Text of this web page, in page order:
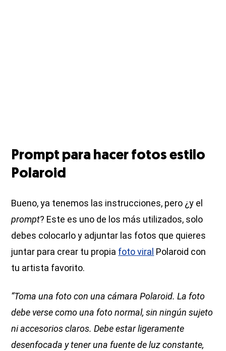
Prompt para hacer fotos estilo
Polaroid
Bueno, ya tenemos las instrucciones, pero ¿y el
prompt? Este es uno de los más utilizados, solo
debes colocarlo y adjuntar las fotos que quieres
juntar para crear tu propia foto viral Polaroid con
tu artista favorito.
“Toma una foto con una cámara Polaroid. La foto
debe verse como una foto normal, sin ningún sujeto
ni accesorios claros. Debe estar ligeramente
desenfocada y tener una fuente de luz constante,